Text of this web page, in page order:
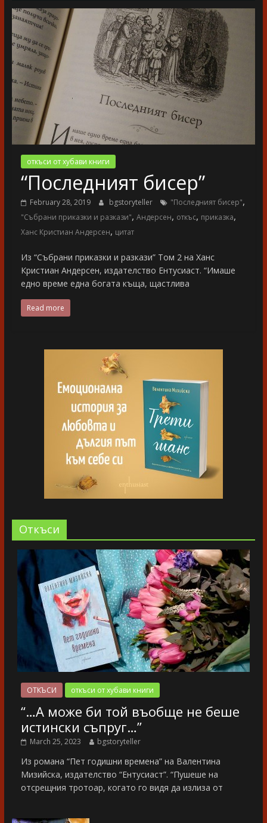
разказ
откъси от хубави книги
“Последният бисер”
February 28, 2019 bgstoryteller "Последният бисер",
"Събрани приказки и разкази", Андерсен, откъс, приказка,
Ханс Кристиан Андерсен, цитат
Из “Събрани приказки и разкази” Том 2 на Ханс
Кристиан Андерсен, издателство Ентусиаст. “Имаше
едно време една богата къща, щастлива
Read more
Oткъси
ОТКЪСИ откъси от хубави книги
“…А може би той въобще не беше
истински съпруг…”
March 25, 2023 bgstoryteller
Из романа “Пет годишни времена” на Валентина
Мизийска, издателство “Ентусиаст”. “Пушеше на
отсрещния тротоар, когато го видя да излиза от